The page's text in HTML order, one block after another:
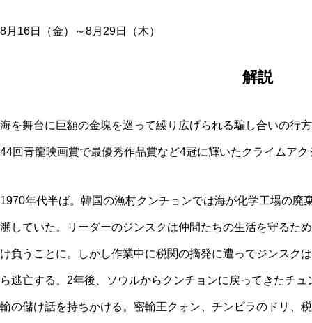
8月16日（金）～8月29日（木）
解説
海を舞台に巨額の金塊を巡って繰り広げられる騙し合いの行
44回青龍映画賞で最優秀作品賞など4冠に輝いたクライムアク
1970年代半ば。韓国の漁村クンチョンでは海が化学工場の廃
瀕していた。リーダーのジンスクは仲間たちの生活を守るた
け負うことに。しかし作業中に税関の摘発に遭ってジンスク
ら逃亡する。2年後、ソウルからクンチョンに戻ってきたチ
輸の儲け話を持ちかける。密輸王クォン、チンピラのドリ、